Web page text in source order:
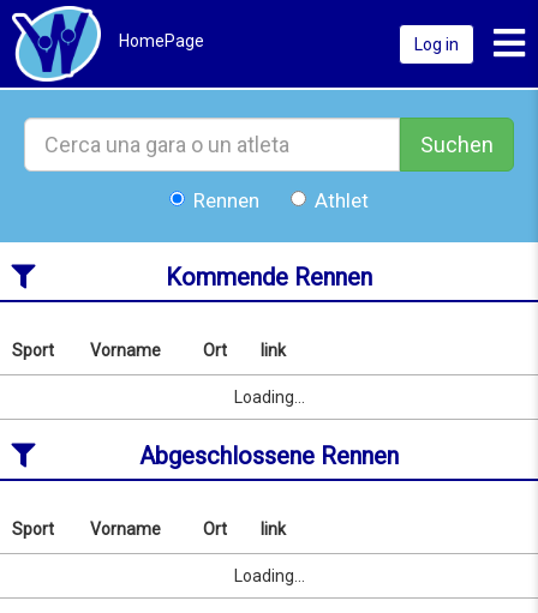
HomePage Log in
Suchen
Rennen Athlet
Kommende Rennen
Nach
Name
suchen
ab
to
08/09/2026
0KM
Sport Vorname Ort
link
link
Loading...
Abgeschlossene Rennen
Nach
Name
Sport Vorname Ort
link
link
Loading...